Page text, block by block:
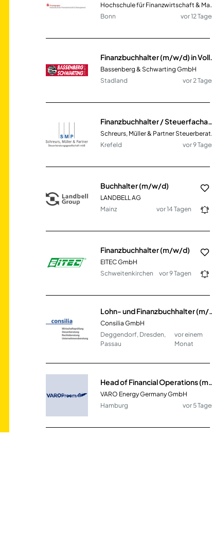
Hochschule für
Bonn
vor 12
Finanzbuchhalter (m/w/d) in Voll- oder Teilzeit
Bassenberg & Schwarting GmbH
Stadland
vor 2
Finanzbuchhalter / Steuerfachangestellter (m/w/d) DATEV / moderne Kanzlei in Teilzeit oder Vollzeit – Mittelstand
Schreurs,
Krefeld
vor 9
Buchhalter (m/w/d)
LANDBELL AG
Mainz
vor 14 Tagen
Finanzbuchhalter (m/w/d)
EITEC GmbH
Schweitenkirchen
vor 9 Tagen
Lohn- und
Consilia GmbH
Deggendorf, Dresden,
Passau
vor einem
Monat
Head of Financial Operations (m/f/d)
VARO Energy Germany GmbH
Hamburg
vor 5